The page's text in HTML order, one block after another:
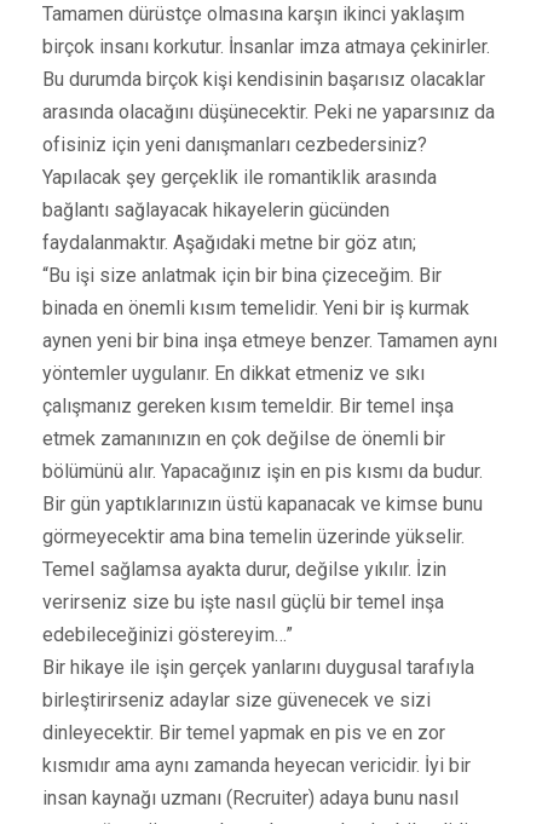
Tamamen dürüstçe olmasına karşın ikinci yaklaşım
birçok insanı korkutur. İnsanlar imza atmaya çekinirler.
Bu durumda birçok kişi kendisinin başarısız olacaklar
arasında olacağını düşünecektir. Peki ne yaparsınız da
ofisiniz için yeni danışmanları cezbedersiniz?
Yapılacak şey gerçeklik ile romantiklik arasında
bağlantı sağlayacak hikayelerin gücünden
faydalanmaktır. Aşağıdaki metne bir göz atın;
“Bu işi size anlatmak için bir bina çizeceğim. Bir
binada en önemli kısım temelidir. Yeni bir iş kurmak
aynen yeni bir bina inşa etmeye benzer. Tamamen aynı
yöntemler uygulanır. En dikkat etmeniz ve sıkı
çalışmanız gereken kısım temeldir. Bir temel inşa
etmek zamanınızın en çok değilse de önemli bir
bölümünü alır. Yapacağınız işin en pis kısmı da budur.
Bir gün yaptıklarınızın üstü kapanacak ve kimse bunu
görmeyecektir ama bina temelin üzerinde yükselir.
Temel sağlamsa ayakta durur, değilse yıkılır. İzin
verirseniz size bu işte nasıl güçlü bir temel inşa
edebileceğinizi göstereyim…”
Bir hikaye ile işin gerçek yanlarını duygusal tarafıyla
birleştirirseniz adaylar size güvenecek ve sizi
dinleyecektir. Bir temel yapmak en pis ve en zor
kısmıdır ama aynı zamanda heyecan vericidir. İyi bir
insan kaynağı uzmanı (Recruiter) adaya bunu nasıl